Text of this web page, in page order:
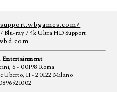
Blu-ray / 4k Ultra HD Support:
Entertainment
6 - 00198 Roma
11 - 20122 Milano